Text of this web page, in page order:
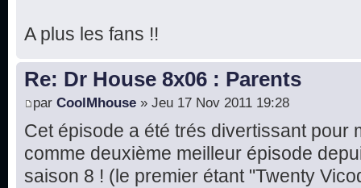
A plus les fans !!
Re: Dr House 8x06 : Parents
par CoolMhouse » Jeu 17 Nov 2011 19:28
Cet épisode a été trés divertissant pour
comme deuxième meilleur épisode
saison 8 ! (le premier étant "Twenty